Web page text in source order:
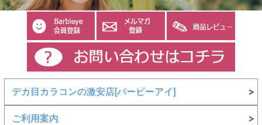
デカ目カラコンの激安店[バービーアイ]
ご利用案内